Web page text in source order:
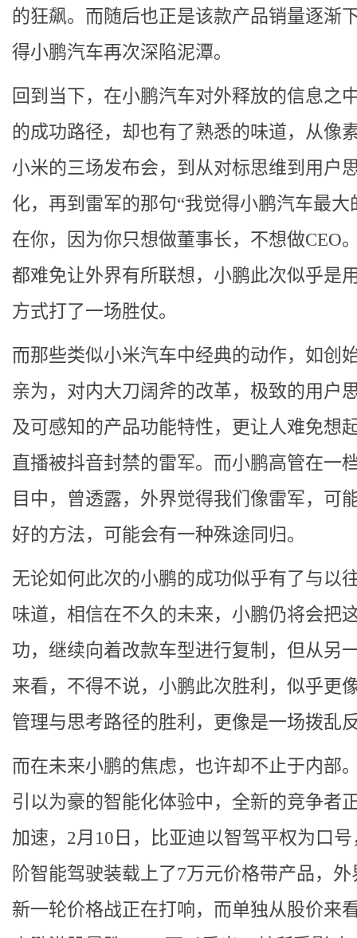
的狂飙。而随后也正是该款产品销量逐渐
得小鹏汽车再次深陷泥潭。
回到当下，在小鹏汽车对外释放的信息之
的成功路径，却也有了熟悉的味道，从像
小米的三场发布会，到从对标思维到用户
化，再到雷军的那句“我觉得小鹏汽车最大
在你，因为你只想做董事长，不想做CEO
都难免让外界有所联想，小鹏此次似乎是
方式打了一场胜仗。
而那些类似小米汽车中经典的动作，如创
亲为，对内大刀阔斧的改革，极致的用户
及可感知的产品功能特性，更让人难免想
直播被抖音封禁的雷军。而小鹏高管在一
目中，曾透露，外界觉得我们像雷军，可
好的方法，可能会有一种殊途同归。
无论如何此次的小鹏的成功似乎有了与以
味道，相信在不久的未来，小鹏仍将会把
功，继续向着改款车型进行复制，但从另
来看，不得不说，小鹏此次胜利，似乎更
管理与思考路径的胜利，更像是一场拨乱
而在未来小鹏的焦虑，也许却不止于内部
引以为豪的智能化体验中，全新的竞争者
加速，2月10日，比亚迪以智驾平权为口
阶智能驾驶装载上了7万元价格带产品，外
新一轮价格战正在打响，而单独从股价来